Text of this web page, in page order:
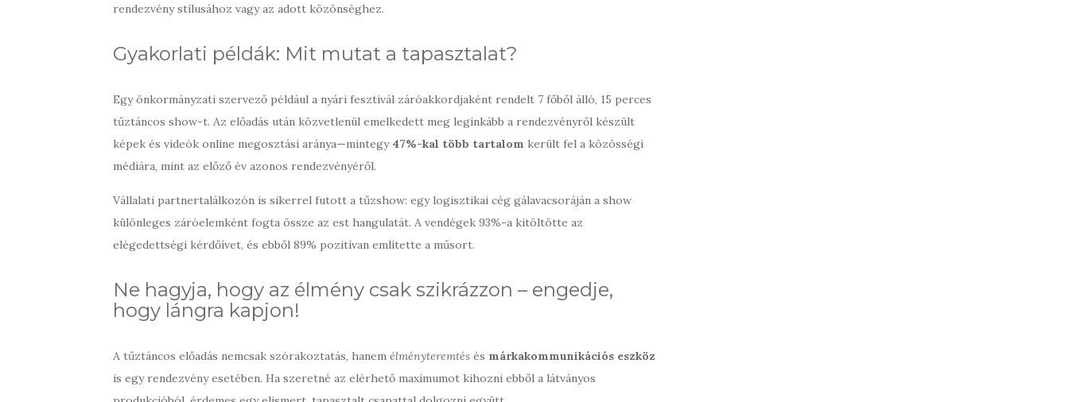
rendezvény stílusához vagy az adott közönséghez.
Gyakorlati példák: Mit mutat a tapasztalat?
Egy önkormányzati szervező például a nyári fesztivál záróakkordjaként rendelt 7 főből álló, 15 perces
tűztáncos show-t. Az előadás után közvetlenül emelkedett meg leginkább a rendezvényről készült
képek és videók online megosztási aránya—mintegy 47%-kal több tartalom került fel a közösségi
médiára, mint az előző év azonos rendezvényéről.
Vállalati partnertalálkozón is sikerrel futott a tűzshow: egy logisztikai cég gálavacsoráján a show
különleges záróelemként fogta össze az est hangulatát. A vendégek 93%-a kitöltötte az
elégedettségi kérdőívet, és ebből 89% pozitívan említette a műsort.
Ne hagyja, hogy az élmény csak szikrázzon – engedje,
hogy lángra kapjon!
A tűztáncos előadás nemcsak szórakoztatás, hanem élményteremtés és márkakommunikációs eszköz
is egy rendezvény esetében. Ha szeretné az elérhető maximumot kihozni ebből a látványos